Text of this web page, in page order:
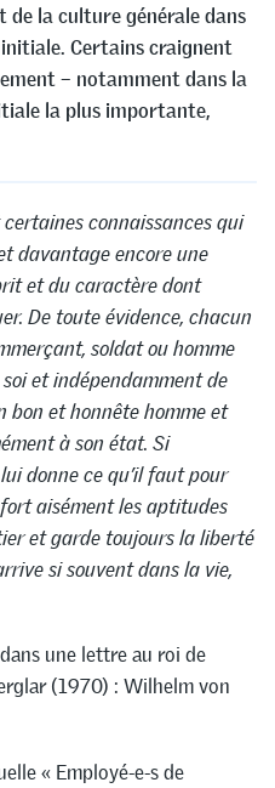
de la culture générale dans
Certains craignent
– notamment dans la
la plus importante,
connaissances qui
davantage encore une
et du caractère dont
De toute évidence, chacun
soldat ou homme
soi et indépendamment de
et honnête homme et
à son état. Si
donne ce qu’il faut pour
aisément les aptitudes
et garde toujours la liberté
si souvent dans la vie,
une lettre au roi de
(1970) : Wilhelm von
« Employé-e-s de